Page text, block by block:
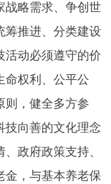
战略需求、争创世
筹推进、分类建设
活动必须遵守的价
命权利、公平公
则，健全多方参
技向善的文化理念
政府政策支持、
金，与基本养老保